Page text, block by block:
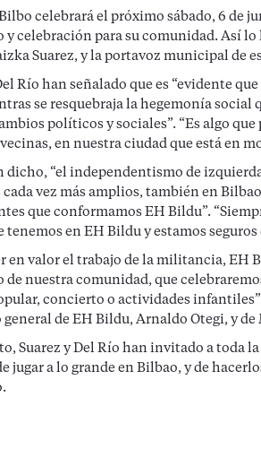
celebrará el próximo sábado, 6 de
y celebración para su comunidad. Así
Suarez, y la portavoz municipal de
Río han señalado que es “evidente
se resquebraja la hegemonía
políticos y sociales”. “Es algo
en nuestra ciudad que está en
dicho, “el independentismo de
vez más amplios, también en
que conformamos EH Bildu”.
tenemos en EH Bildu y estamos
en valor el trabajo de la militancia, EH
de nuestra comunidad, que
concierto o actividades
general de EH Bildu, Arnaldo Otegi, y de
Suarez y Del Río han invitado a toda
jugar a lo grande en Bilbao, y de